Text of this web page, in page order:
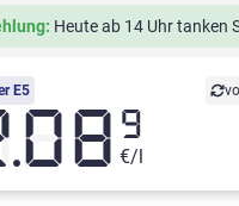
Heute ab 14 Uhr tanken
E5
9
€/l